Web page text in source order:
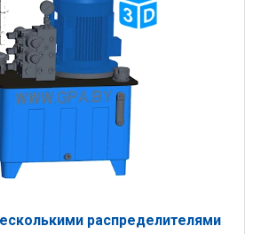
распределителями